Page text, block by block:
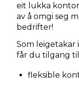
eit lukka
av å omgi seg
bedrifter!
Som
får du tilgang
fleksible